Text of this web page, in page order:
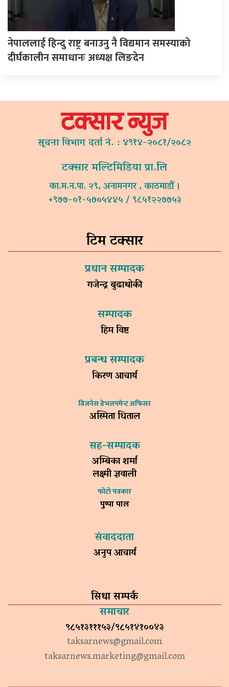
नेपाललाई हिन्दु राष्ट्र बनाउनु नै विद्यमान समस्याको
दीर्घकालीन समाधानः अध्यक्ष लिङदेन
सूचना विभाग दर्ता नं. : ४९१४-२०८१/२०८२
टक्सार मल्टिमिडिया प्रा.लि
का.म.न.पा. २९, अनामनगर , काठमाडौं ।
+९७७-०१-५७०५४४५ / ९८५१२२७७५३
टिम टक्सार
प्रधान सम्पादक
गजेन्द्र बुढाथोकी
सम्पादक
हिम विष्ट
प्रबन्ध सम्पादक
किरण आचार्य
विजनेस डेभलपमेन्ट अफिसर
अस्मिता धिताल
सह–सम्पादक
अम्बिका शर्मा
लक्ष्मी ज्ञवाली
फोटो पत्रकार
पुष्पा पाल
संवाददाता
अनुप आचार्य
सिधा सम्पर्क
समाचार
९८५१३१११५३/९८५१४१००४३
taksarnews@gmail.com
taksarnews.marketing@gmail.com